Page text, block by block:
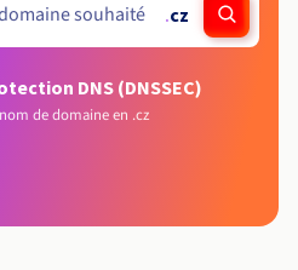
.cz
DNS (DNSSEC)
de domaine en .cz